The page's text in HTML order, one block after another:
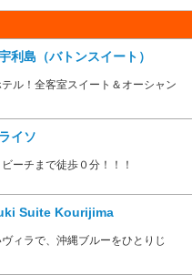
利島（バトンスイート）
ル！全客室スイート＆オーシャン
イソ
ーチまで徒歩０分！！！
Suite Kourijima
ィラで、沖縄ブルーをひとりじ